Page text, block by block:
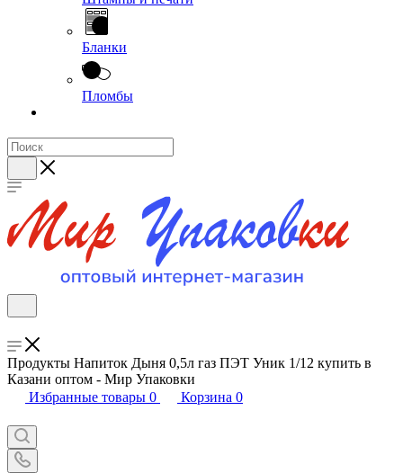
Бланки
Пломбы
Продукты Напиток Дыня 0,5л газ ПЭТ Уник 1/12 купить в
Казани оптом - Мир Упаковки
Избранные товары 0 Корзина 0